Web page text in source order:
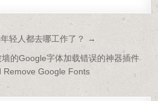
轻人都去哪工作了？ →
的Google字体加载错误的神器插件
Remove Google Fonts